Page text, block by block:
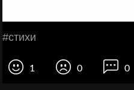
#стихи
1 0 0